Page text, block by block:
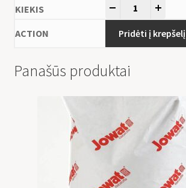
Pridėti į krepšelį
Panašūs produktai